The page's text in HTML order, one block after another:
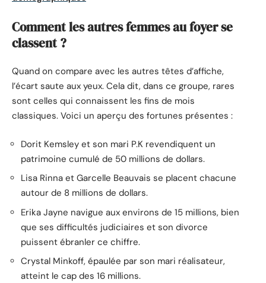
Comment les autres femmes au foyer se
classent ?
Quand on compare avec les autres têtes d’affiche,
l’écart saute aux yeux. Cela dit, dans ce groupe, rares
sont celles qui connaissent les fins de mois
classiques. Voici un aperçu des fortunes présentes :
Dorit Kemsley et son mari P.K revendiquent un
patrimoine cumulé de 50 millions de dollars.
Lisa Rinna et Garcelle Beauvais se placent chacune
autour de 8 millions de dollars.
Erika Jayne navigue aux environs de 15 millions, bien
que ses difficultés judiciaires et son divorce
puissent ébranler ce chiffre.
Crystal Minkoff, épaulée par son mari réalisateur,
atteint le cap des 16 millions.